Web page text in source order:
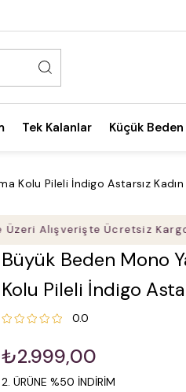
Tek Kalanlar Küçük Beden
Kolu Pileli İndigo Astarsız
Alışverişte Ücretsiz Kargo
Büyük Beden Mono
Kolu Pileli İndigo
0.0
₺2.999,00
2. ÜRÜNE %50 İNDİRİM